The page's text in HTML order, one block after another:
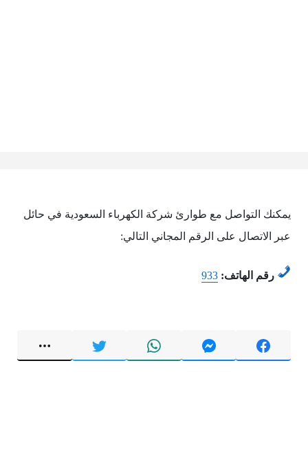
يمكنك التواصل مع طوارئ شركة الكهرباء السعودية في حائل
عبر الاتصال على الرقم المجاني التالي:
رقم الهاتف: 933